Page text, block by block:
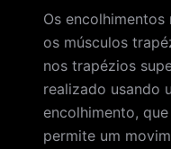
Os
os músculos
nos trapézios
realizado usando
encolhimento,
permite um